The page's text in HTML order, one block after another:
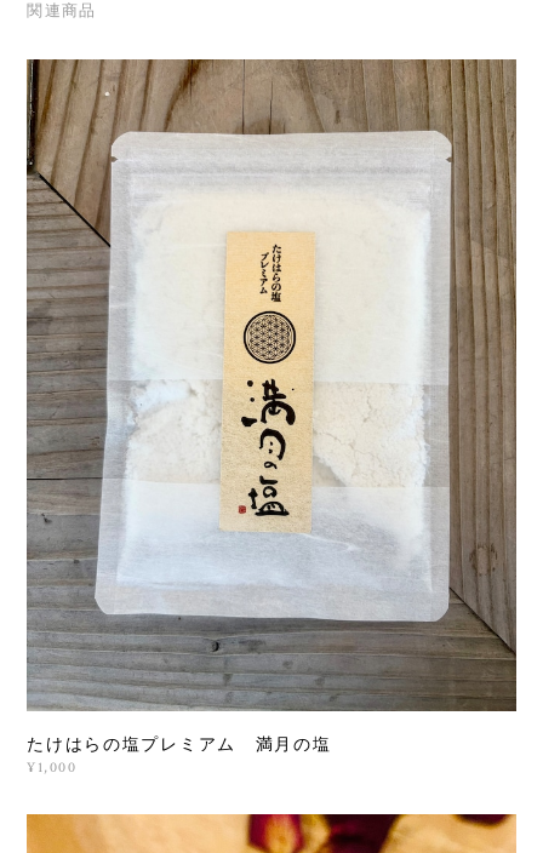
関連商品
たけはらの塩プレミアム 満月の塩
¥1,000